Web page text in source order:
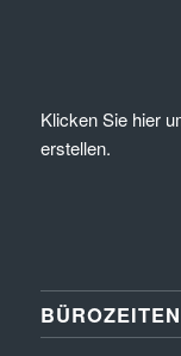
Klicken Sie hier
erstellen.
BÜROZEITEN